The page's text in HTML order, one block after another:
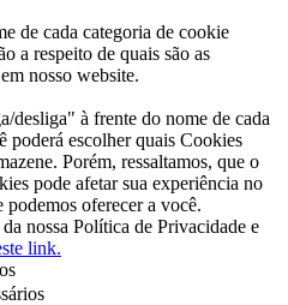
de cada categoria de cookie
a respeito de quais são as
nosso website.
desliga" à frente do nome de cada
poderá escolher quais Cookies
Porém, ressaltamos, que o
pode afetar sua experiência no
oferecer a você.
nossa Política de Privacidade e
link.